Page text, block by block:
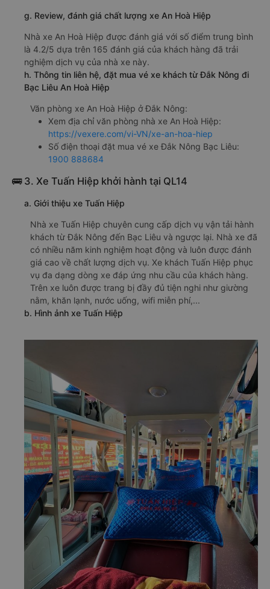
g. Review, đánh giá chất lượng xe An Hoà Hiệp
Nhà xe An Hoà Hiệp được đánh giá với số điểm trung bình
là 4.2/5 dựa trên 165 đánh giá của khách hàng đã trải
nghiệm dịch vụ của nhà xe này.
h. Thông tin liên hệ, đặt mua vé xe khách từ Đắk Nông đi
Bạc Liêu An Hoà Hiệp
Văn phòng xe An Hoà Hiệp ở Đắk Nông:
Xem địa chỉ văn phòng nhà xe An Hoà Hiệp:
https://vexere.com/vi-VN/xe-an-hoa-hiep
Số điện thoại đặt mua vé xe Đắk Nông Bạc Liêu:
1900 888684
🚌 3. Xe Tuấn Hiệp khởi hành tại QL14
a. Giới thiệu xe Tuấn Hiệp
Nhà xe Tuấn Hiệp chuyên cung cấp dịch vụ vận tải hành
khách từ Đắk Nông đến Bạc Liêu và ngược lại. Nhà xe đã
có nhiều năm kinh nghiệm hoạt động và luôn được đánh
giá cao về chất lượng dịch vụ. Xe khách Tuấn Hiệp phục
vụ đa dạng dòng xe đáp ứng nhu cầu của khách hàng.
Trên xe luôn được trang bị đầy đủ tiện nghi như giường
nằm, khăn lạnh, nước uống, wifi miễn phí,...
b. Hình ảnh xe Tuấn Hiệp